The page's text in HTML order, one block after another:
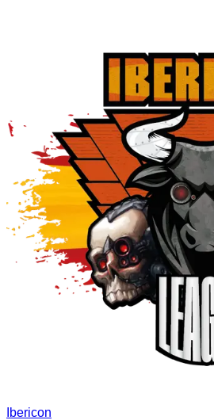
Ibericon